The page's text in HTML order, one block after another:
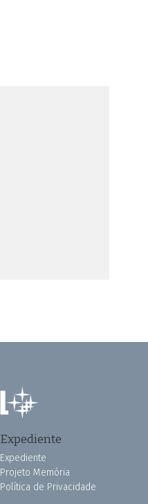
Expediente
Expediente
Projeto Memória
Política de Privacidade